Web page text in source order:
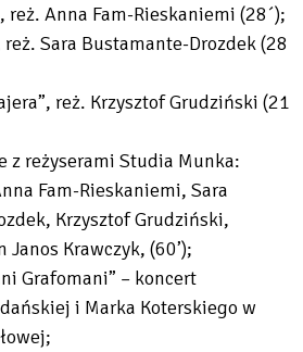
reż. Anna Fam-Rieskaniemi (28´);
reż. Sara Bustamante-Drozdek (28
reż. Krzysztof Grudziński (21
z reżyserami Studia Munka:
Fam-Rieskaniemi, Sara
Krzysztof Grudziński,
Krawczyk, (60’);
Grafomani” – koncert
i Marka Koterskiego w